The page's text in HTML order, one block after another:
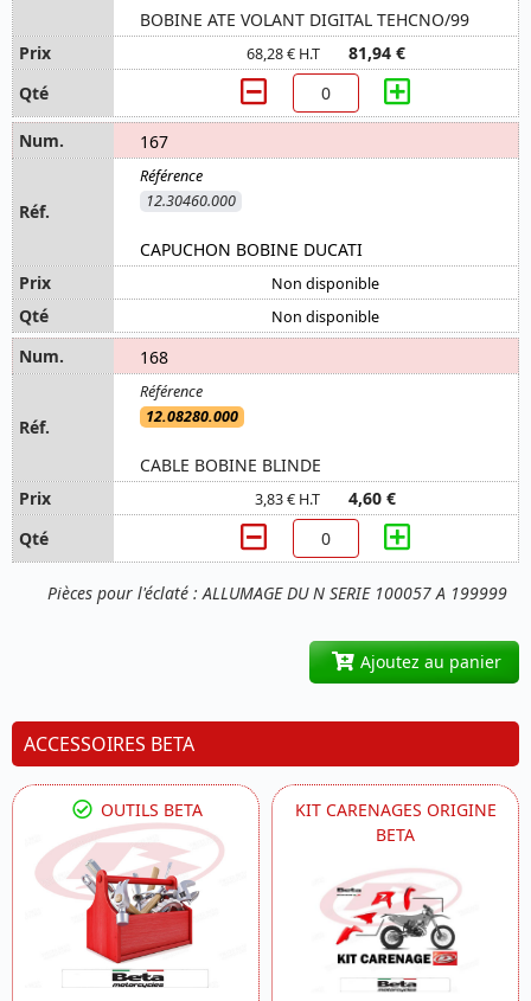
Pièces pour l'éclaté : ALLUMAGE DU N SERIE 100057 A 199999
BOBINE ATE VOLANT DIGITAL TEHCNO/99
68,28 € H.T 81,94 €
167
12.30460.000
CAPUCHON BOBINE DUCATI
Non disponible
Non disponible
168
12.08280.000
CABLE BOBINE BLINDE
3,83 € H.T 4,60 €
Ajoutez au panier
ACCESSOIRES BETA
OUTILS BETA
KIT CARENAGES ORIGINE
BETA